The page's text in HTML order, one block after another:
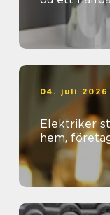
04. juli 2026
Elektriker
hem,